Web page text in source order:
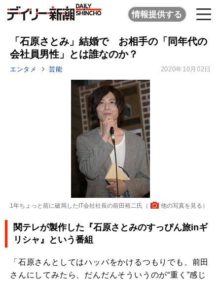
情報提供する
「石原さとみ」結婚で お相手の「同年代の
会社員男性」とは誰なのか？
エンタメ 芸能 2020年10月02日
1年ちょっと前に破局したIT会社社長の前田裕二氏（ 他の写真を見る ）
関テレが製作した『石原さとみのすっぴん旅inギ
リシャ』という番組
「石原さんとしてはハッパをかけるつもりでも、前田
さんにしてみたら、だんだんそういうのが“重く”感じ